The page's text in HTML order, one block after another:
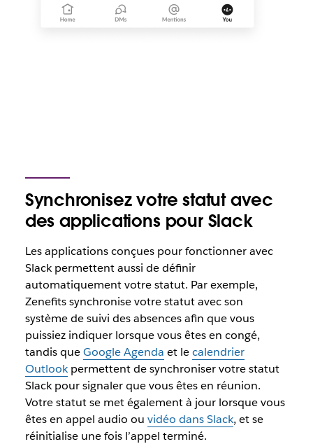
Synchronisez votre statut avec
des applications pour Slack
Les applications conçues pour fonctionner avec
Slack permettent aussi de définir
automatiquement votre statut. Par exemple,
Zenefits synchronise votre statut avec son
système de suivi des absences afin que vous
puissiez indiquer lorsque vous êtes en congé,
tandis queGoogle Agenda et lecalendrier
Outlookpermettent de synchroniser votre statut
Slack pour signaler que vous êtes en réunion.
Votre statut se met également à jour lorsque vous
êtes en appel audio ou vidéo dans Slack, et se
réinitialise une fois l’appel terminé.